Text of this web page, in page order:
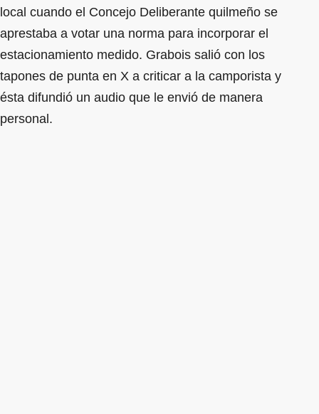
local cuando el Concejo Deliberante quilmeño se
aprestaba a votar una norma para incorporar el
estacionamiento medido. Grabois salió con los
tapones de punta en X a criticar a la camporista y
ésta difundió un audio que le envió de manera
personal.